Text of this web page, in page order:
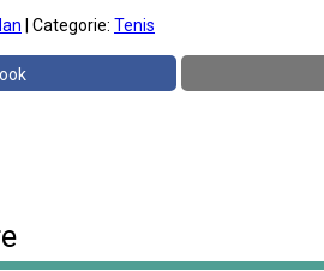
| Categorie: Tenis